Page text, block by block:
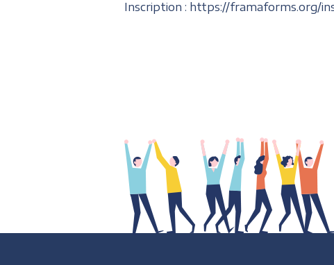
Inscription : https://framaforms.org/